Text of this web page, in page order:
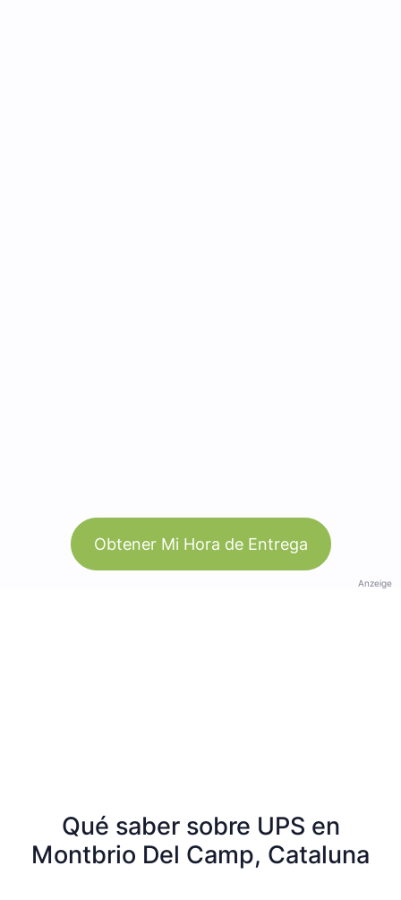
Obtener Mi Hora de Entrega
Anzeige
Qué saber sobre UPS en
Montbrio Del Camp, Cataluna